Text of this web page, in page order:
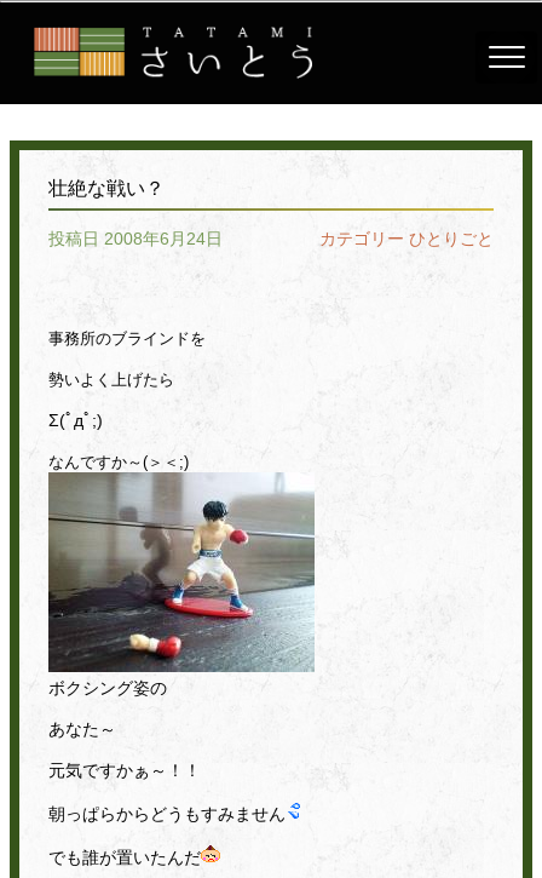
壮絶な戦い？
投稿日 2008年6月24日 カテゴリー ひとりごと
事務所のブラインドを
勢いよく上げたら
Σ(ﾟдﾟ;)
なんですか～(＞＜;)
ボクシング姿の
あなた～
元気ですかぁ～！！
朝っぱらからどうもすみません
でも誰が置いたんだ